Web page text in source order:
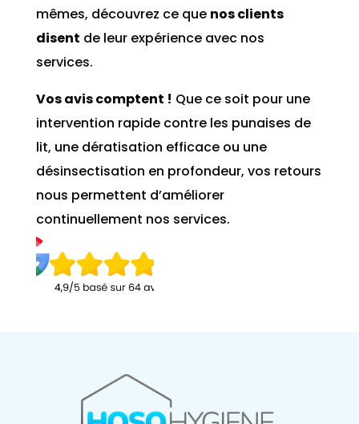
mêmes, découvrez ce que nos clients
disent de leur expérience avec nos
services.
Vos avis comptent ! Que ce soit pour une
intervention rapide contre les punaises de
lit, une dératisation efficace ou une
désinsectisation en profondeur, vos retours
nous permettent d’améliorer
continuellement nos services.